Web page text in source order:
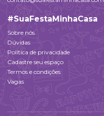
#SuaFestaMinhaCasa
Sobre nós
Dúvidas
Política de privacidade
Cadastre seu espaço
Termos e condições
Vagas